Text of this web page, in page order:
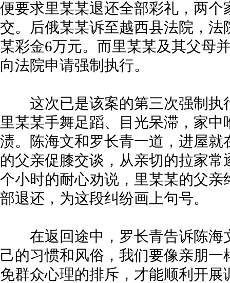
便要求里某某退还全部彩礼，两
交。后俄某某诉至越西县法院，
某彩金6万元。而里某某及其父母
向法院申请强制执行。
这次已是该案的第三次强制执
里某某手舞足蹈、目光呆滞，家
渍。陈海文和罗长青一道，进屋
的父亲促膝交谈，从亲切的拉家
个小时的耐心劝说，里某某的父
部退还，为这段纠纷画上句号。
在返回途中，罗长青告诉陈海
己的习惯和风俗，我们要像亲朋
免群众心理的排斥，才能顺利开展